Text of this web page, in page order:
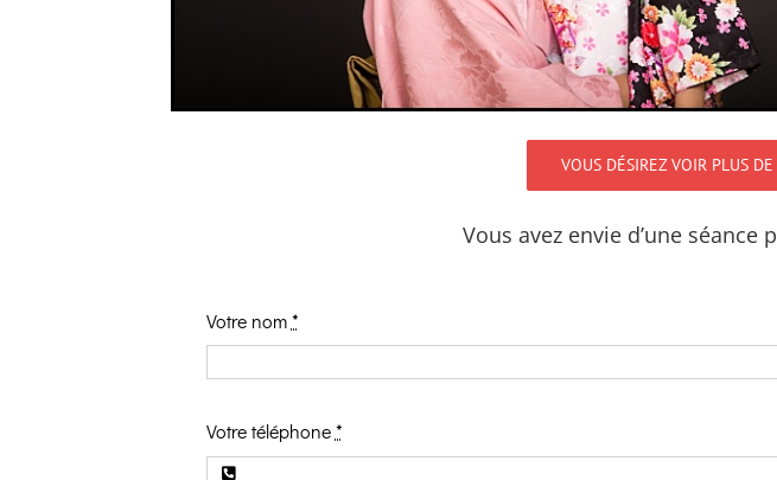
VOUS DÉSIREZ VOIR PLUS
Vous avez envie d’une
Votre nom*
Votre téléphone*